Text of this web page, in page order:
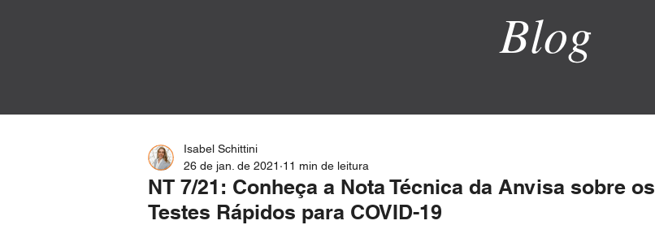
Blog
Blog
NT 7/21: Conheça a Nota Técnica da Anvisa sobre os
Testes Rápidos para COVID-19
Isabel Schittini
26 de jan. de 2021 11 min de leitura